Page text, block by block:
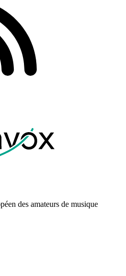
des amateurs de musique